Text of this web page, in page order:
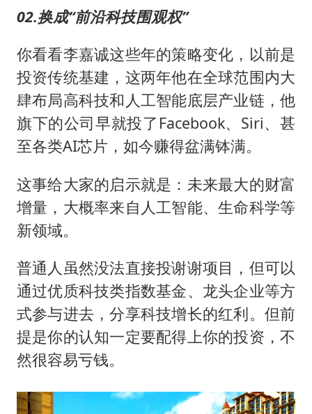
02.换成“前沿科技围观权”
你看看李嘉诚这些年的策略变化，以前是
投资传统基建，这两年他在全球范围内大
肆布局高科技和人工智能底层产业链，他
旗下的公司早就投了Facebook、Siri、甚
至各类AI芯片，如今赚得盆满钵满。
这事给大家的启示就是：未来最大的财富
增量，大概率来自人工智能、生命科学等
新领域。
普通人虽然没法直接投谢谢项目，但可以
通过优质科技类指数基金、龙头企业等方
式参与进去，分享科技增长的红利。但前
提是你的认知一定要配得上你的投资，不
然很容易亏钱。